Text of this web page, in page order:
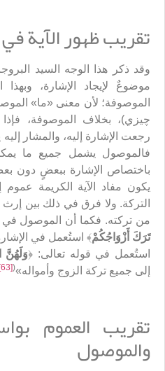
تقريب ظهور الآية
وقد ذكر هذا الوجه السيد
موضوعٌ لإيجاد الإشارة،
الموصوفة؛ لأن معنى «ما»
چيزي)، بخلاف الموصوفة،
رجعت الإشارة إليه، والمشار
فالموصول يشمل جميع ما
باختصاص الإشارة ببعضٍ دون
يكون مفاد الآية الكريمة
التركة. ولا فرق في ذلك بين إرث
من تركته. فكما أن الموصول في
تَرَكَ أَزْوَاجُكُمْ﴾ استُعمل في
استُعمل في قوله تعالى: ﴿وَلَهُنَّ
إلى جميع تركة الزوج وأمواله»(
[63]
تقريب العموم
والموصول